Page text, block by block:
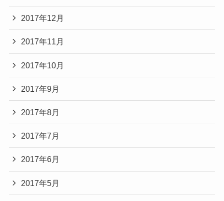
2017年12月
2017年11月
2017年10月
2017年9月
2017年8月
2017年7月
2017年6月
2017年5月